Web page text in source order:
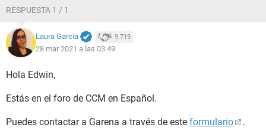
RESPUESTA 1 / 1
Laura García 9.719
28 mar 2021 a las 03:49
Hola Edwin,
Estás en el foro de CCM en Español.
Puedes contactar a Garena a través de este formulario .